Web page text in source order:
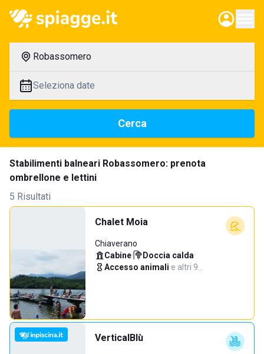
Robassomero
Seleziona date
Cerca
Stabilimenti balneari Robassomero: prenota
ombrellone e lettini
5 Risultati
Chalet Moia
Chiaverano
Cabine· Doccia calda·
Accesso animali·e altri 9…
VerticalBlù